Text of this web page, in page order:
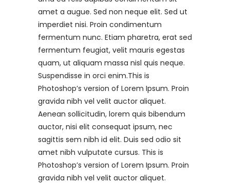
amet a augue. Sed non neque elit. Sed ut
imperdiet nisi. Proin condimentum
fermentum nunc. Etiam pharetra, erat sed
fermentum feugiat, velit mauris egestas
quam, ut aliquam massa nisl quis neque.
Suspendisse in orci enim.This is
Photoshop’s version of Lorem Ipsum. Proin
gravida nibh vel velit auctor aliquet.
Aenean sollicitudin, lorem quis bibendum
auctor, nisi elit consequat ipsum, nec
sagittis sem nibh id elit. Duis sed odio sit
amet nibh vulputate cursus. This is
Photoshop’s version of Lorem Ipsum. Proin
gravida nibh vel velit auctor aliquet.